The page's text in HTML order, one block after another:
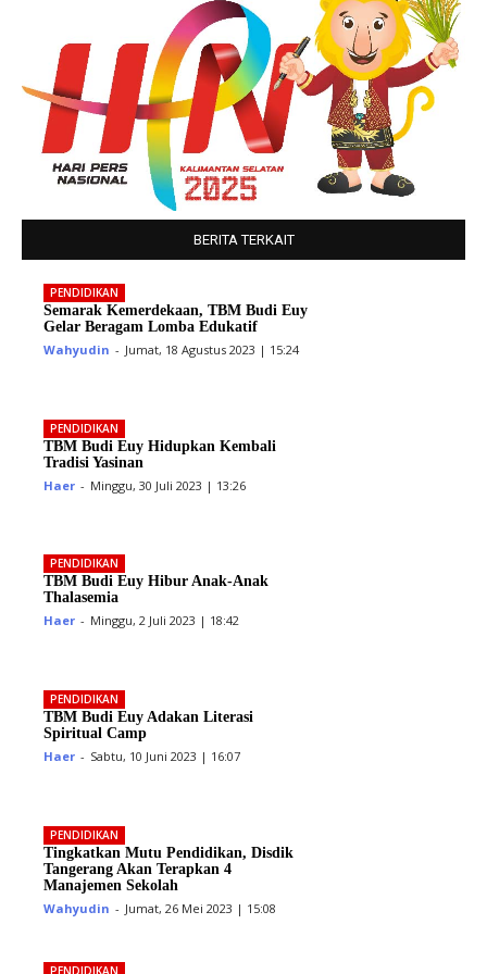
BERITA TERKAIT
PENDIDIKAN
Semarak Kemerdekaan, TBM Budi Euy
Gelar Beragam Lomba Edukatif
Wahyudin - Jumat, 18 Agustus 2023 | 15:24
PENDIDIKAN
TBM Budi Euy Hidupkan Kembali
Tradisi Yasinan
Haer - Minggu, 30 Juli 2023 | 13:26
PENDIDIKAN
TBM Budi Euy Hibur Anak-Anak
Thalasemia
Haer - Minggu, 2 Juli 2023 | 18:42
PENDIDIKAN
TBM Budi Euy Adakan Literasi
Spiritual Camp
Haer - Sabtu, 10 Juni 2023 | 16:07
PENDIDIKAN
Tingkatkan Mutu Pendidikan, Disdik
Tangerang Akan Terapkan 4
Manajemen Sekolah
Wahyudin - Jumat, 26 Mei 2023 | 15:08
PENDIDIKAN